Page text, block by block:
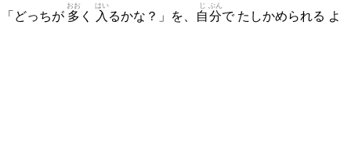
どっちが 多
おお
く 入
はい
るかな？」を、 自
じ
分
ぶん
で たしかめられる よ